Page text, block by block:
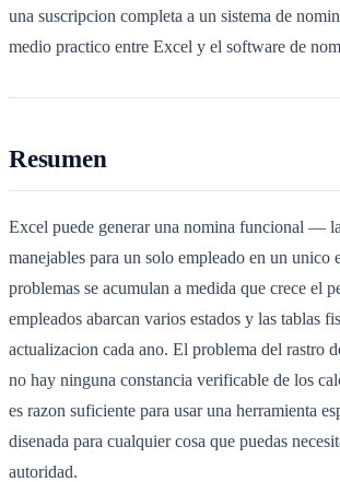
una suscripcion completa a un sistema de
medio practico entre Excel y el software de
Resumen
Excel puede generar una nomina funcional —
manejables para un solo empleado en un unico
problemas se acumulan a medida que crece el
empleados abarcan varios estados y las tablas
actualizacion cada ano. El problema del rastro
no hay ninguna constancia verificable de los
es razon suficiente para usar una herramienta
disenada para cualquier cosa que puedas
autoridad.